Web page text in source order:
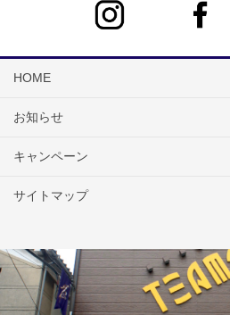
HOME
お知らせ
キャンペーン
サイトマップ